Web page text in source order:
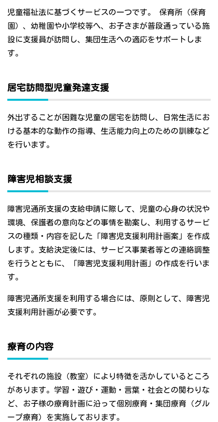
児童福祉法に基づくサービスの一つです。 保育所（保育
園）、幼稚園や小学校等へ、お子さまが普段通っている施
設に支援員が訪問し、集団生活への適応をサポートしま
す。
居宅訪問型児童発達支援
外出することが困難な児童の居宅を訪問し、日常生活にお
ける基本的な動作の指導、生活能力向上のための訓練など
を行います。
障害児相談支援
障害児通所支援の支給申請に際して、児童の心身の状況や
環境、保護者の意向などの事情を勘案し、利用するサービ
スの種類・内容を記した「障害児支援利用計画案」を作成
します。支給決定後には、サービス事業者等との連絡調整
を行うとともに、「障害児支援利用計画」の作成を行いま
す。
障害児通所支援を利用する場合には、原則として、障害児
支援利用計画が必要です。
療育の内容
それぞれの施設（教室）により特徴を活かしているところ
があります。学習・遊び・運動・言葉・社会との関わりな
ど、お子様の療育計画に沿って個別療育・集団療育（グル
ープ療育）を実施しております。